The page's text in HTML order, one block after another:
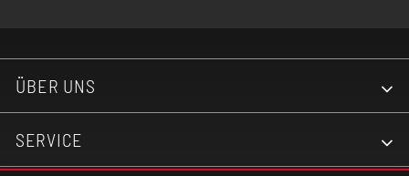
ÜBER UNS
SERVICE